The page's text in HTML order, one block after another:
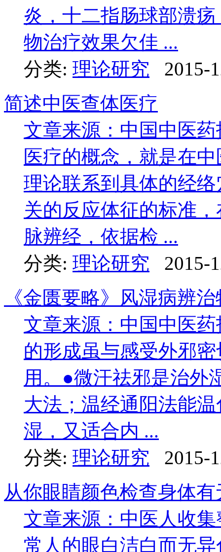
炎，十二指肠球部溃
物治疗效果欠佳 ...
分类: 理论研究
2015-
简述中医查体医疗
文章来源：中国中医
医疗的概念，就是在
理论联系到具体的经
关的反应体征的标准
脉辨经，依据检 ...
分类: 理论研究
2015-
《金匮要略》风湿病辨
文章来源：中国中医
的形成虽与感受外邪
用。●微汗祛邪是治外
大法；温经通阳法能
湿，又适合内 ...
分类: 理论研究
2015-
从你眼睛颜色检查身体
文章来源：中医人
常人的眼白洁白而无